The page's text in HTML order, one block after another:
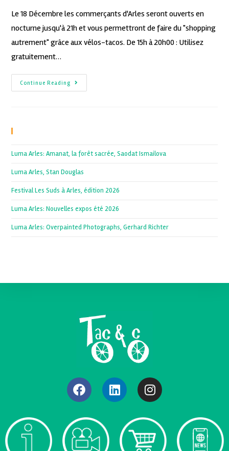
Le 18 Décembre les commerçants d'Arles seront ouverts en
nocturne jusqu'à 21h et vous permettront de faire du "shopping
autrement" grâce aux vélos-tacos. De 15h à 20h00 : Utilisez
gratuitement…
Continue Reading
Luma Arles: Amanat, la forêt sacrée, Saodat Ismailova
Luma Arles, Stan Douglas
Festival Les Suds à Arles, édition 2026
Luma Arles: Nouvelles expos été 2026
Luma Arles: Overpainted Photographs, Gerhard Richter